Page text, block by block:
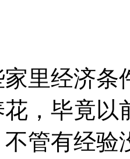
里经济
花，毕竟
管有经验